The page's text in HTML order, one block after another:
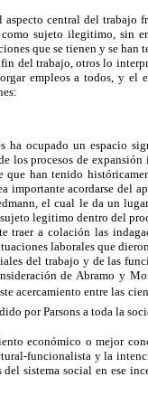
central del trabajo
como sujeto ilegitimo, sin
que se tienen y se
del trabajo, otros lo
empleos a todos, y el
ha ocupado un espacio
los procesos de expansión
han tenido
importante acordarse del
el cual le da un
legitimo dentro del
traer a colación las
laborales que
del trabajo y de las
de Abramo y
acercamiento entre las
por Parsons a toda la
económico o mejor
funcionalista y la
sistema social en ese